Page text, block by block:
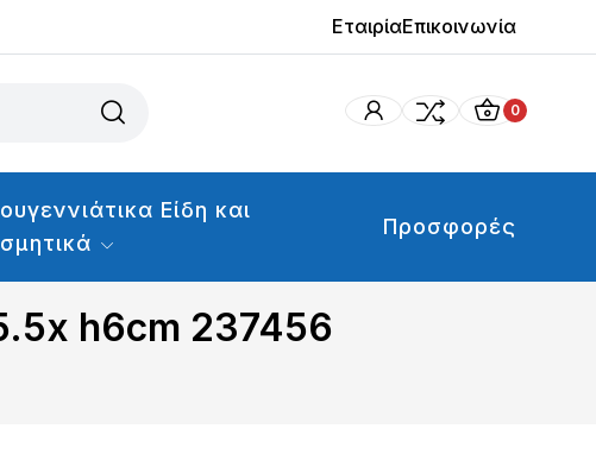
ΕταιρίαΕπικοινωνία
0
Είδη και
Προσφορές
h6cm 237456